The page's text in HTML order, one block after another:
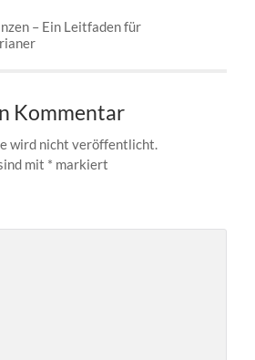
– Ein Leitfaden für
Kommentar
wird nicht veröffentlicht.
mit * markiert